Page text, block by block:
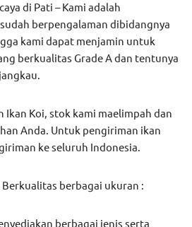
di Pati – Kami adalah
berpengalaman dibidangnya
kami dapat menjamin untuk
berkualitas Grade A dan tentunya
Ikan Koi, stok kami maelimpah dan
Anda. Untuk pengiriman ikan
ke seluruh Indonesia.
Berkualitas berbagai ukuran :
berbagai jenis serta